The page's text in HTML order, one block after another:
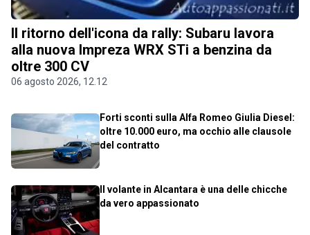
Il ritorno dell'icona da rally: Subaru lavora
alla nuova Impreza WRX STi a benzina da
oltre 300 CV
06 agosto 2026, 12.12
Forti sconti sulla Alfa Romeo Giulia Diesel:
oltre 10.000 euro, ma occhio alle clausole
del contratto
Il volante in Alcantara è una delle chicche
da vero appassionato